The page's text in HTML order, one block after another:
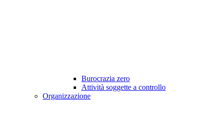
Burocrazia zero
Attività soggette a controllo
Organizzazione